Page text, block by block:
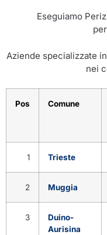
Eseguiamo
per
Aziende specializzate
nei
Pos Comune
1 Trieste
2 Muggia
3
Duino-
Aurisina